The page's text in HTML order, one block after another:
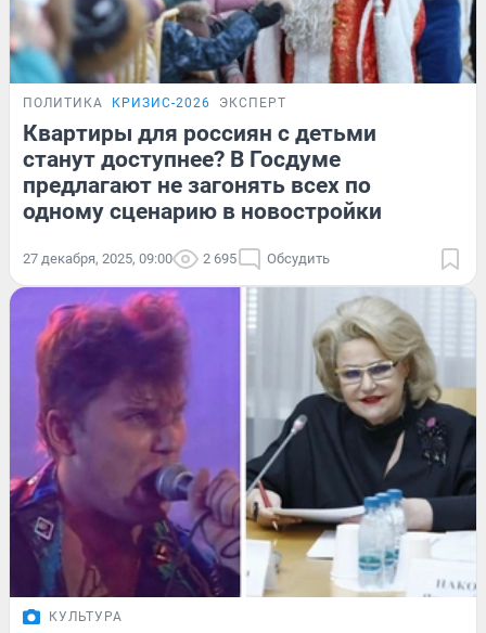
ПОЛИТИКА КРИЗИС-2026 ЭКСПЕРТ
Квартиры для россиян с детьми
станут доступнее? В Госдуме
предлагают не загонять всех по
одному сценарию в новостройки
27 декабря, 2025, 09:00 2 695 Обсудить
КУЛЬТУРА